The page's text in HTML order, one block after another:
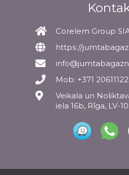
Corelem Group
https://
Mob: +371 20611122
Veikala un
iela 16b, Rīga, LV-